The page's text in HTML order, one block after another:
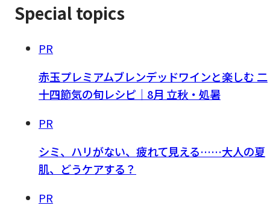
Special topics
PR
赤玉プレミアムブレンデッドワインと楽しむ 二
十四節気の旬レシピ｜8月 立秋・処暑
PR
シミ、ハリがない、疲れて見える……大人の夏
肌、どうケアする？
PR